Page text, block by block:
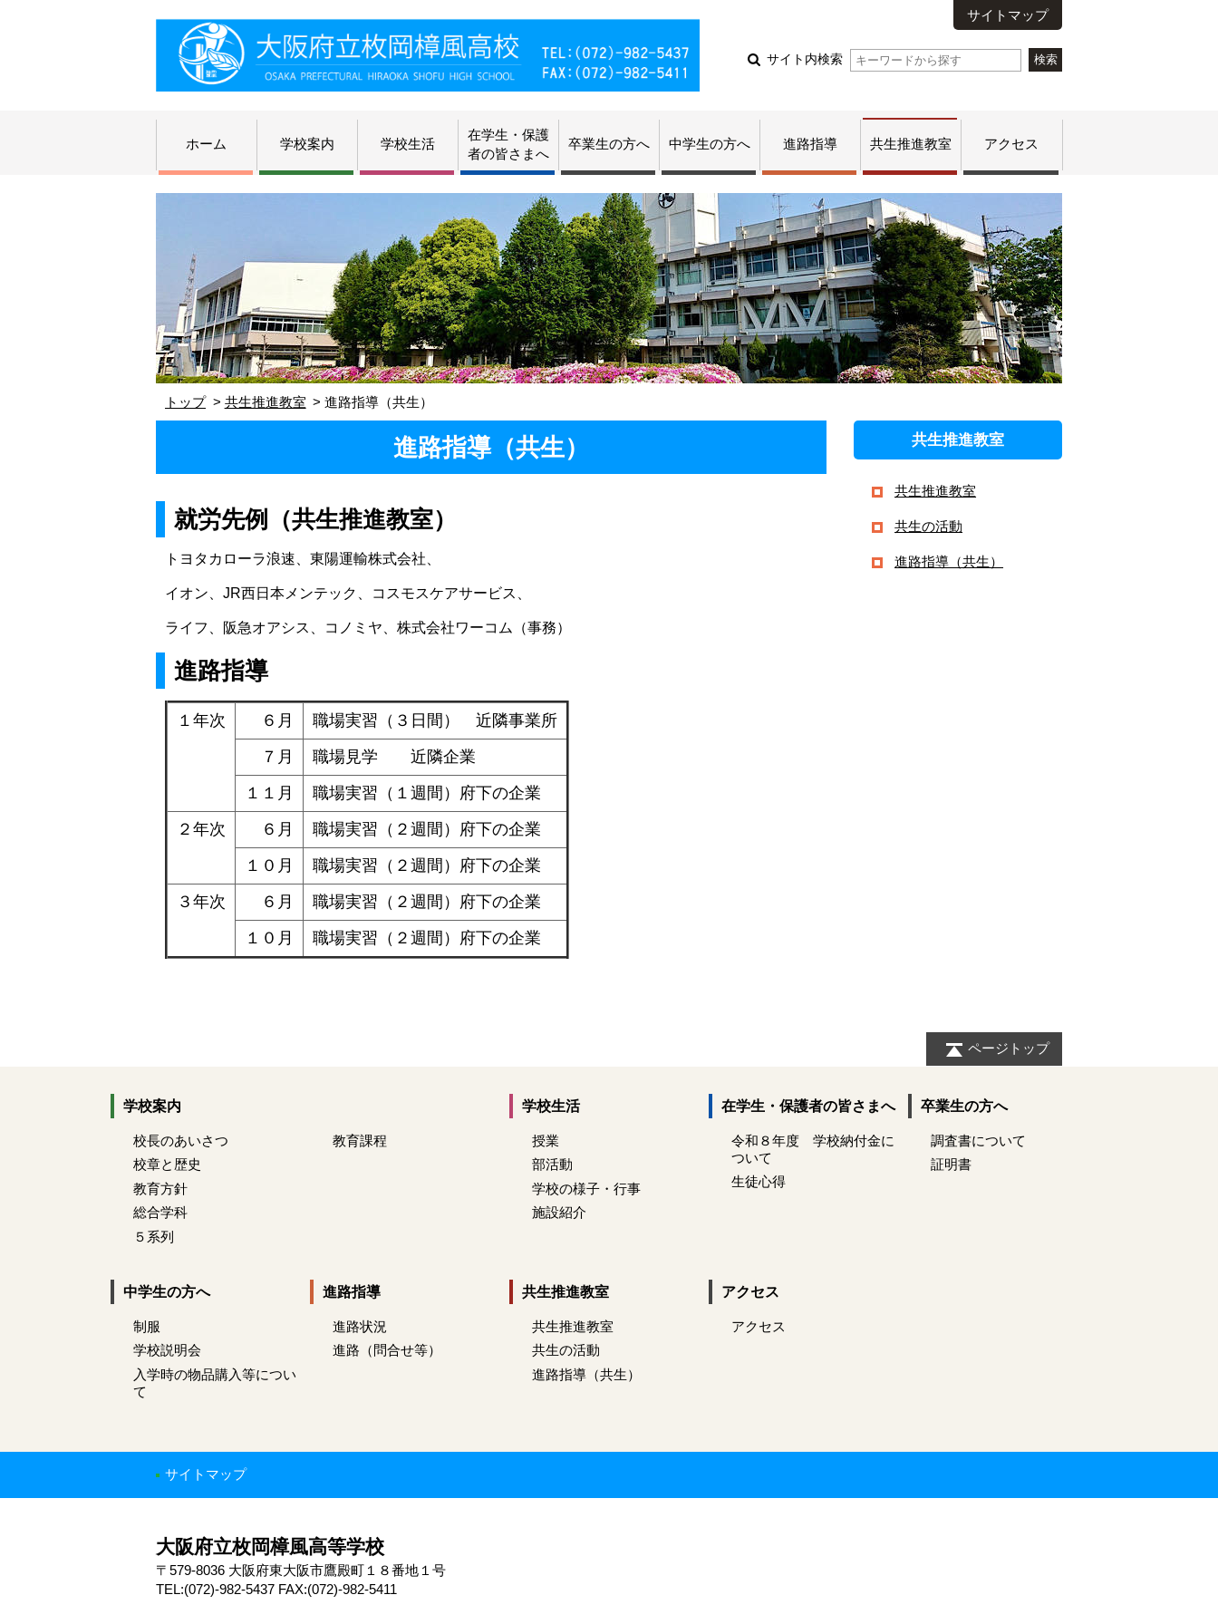
サイトマップ
サイト内検索
ホーム 学校案内 学校生活
在学生・保護
者の皆さまへ
卒業生の方へ 中学生の方へ 進路指導 共生推進教室 アクセス
トップ 共生推進教室 進路指導（共生）
進路指導（共生）
就労先例（共生推進教室）
トヨタカローラ浪速、東陽運輸株式会社、
イオン、JR西日本メンテック、コスモスケアサービス、
ライフ、阪急オアシス、コノミヤ、株式会社ワーコム（事務）
進路指導
１年次 ６月
職場実習（３日間） 近隣事業所
７月
職場見学 近隣企業
１１月
職場実習（１週間）府下の企業
２年次
６月
職場実習（２週間）府下の企業
１０月
職場実習（２週間）府下の企業
３年次
６月
職場実習（２週間）府下の企業
１０月
職場実習（２週間）府下の企業
共生推進教室
共生推進教室
共生の活動
進路指導（共生）
ページトップ
学校案内
校長のあいさつ
校章と歴史
教育方針
総合学科
５系列
教育課程
学校生活
授業
部活動
学校の様子・行事
施設紹介
在学生・保護者の皆さまへ
令和８年度 学校納付金に
ついて
生徒心得
卒業生の方へ
調査書について
証明書
中学生の方へ
制服
学校説明会
入学時の物品購入等につい
て
進路指導
進路状況
進路（問合せ等）
共生推進教室
共生推進教室
共生の活動
進路指導（共生）
アクセス
アクセス
サイトマップ
大阪府立枚岡樟風高等学校
〒579-8036 大阪府東大阪市鷹殿町１８番地１号
TEL:(072)-982-5437 FAX:(072)-982-5411